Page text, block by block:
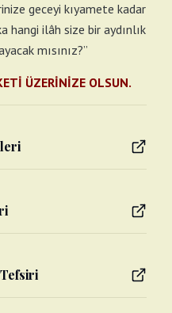
geceyi kıyamete kadar
hangi ilâh size bir aydınlık
mısınız?”
ÜZERİNİZE OLSUN.
Tefsiri